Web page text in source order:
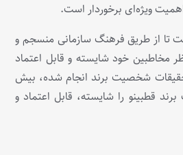
ویژه‌ای برخوردار است.
تا از طریق فرهنگ سازمانی منسجم و
مخاطبین خود شایسته و قابل اعتماد
شخصیت برند انجام شده، بیش
برند قطبینو را شایسته، قابل اعتماد و